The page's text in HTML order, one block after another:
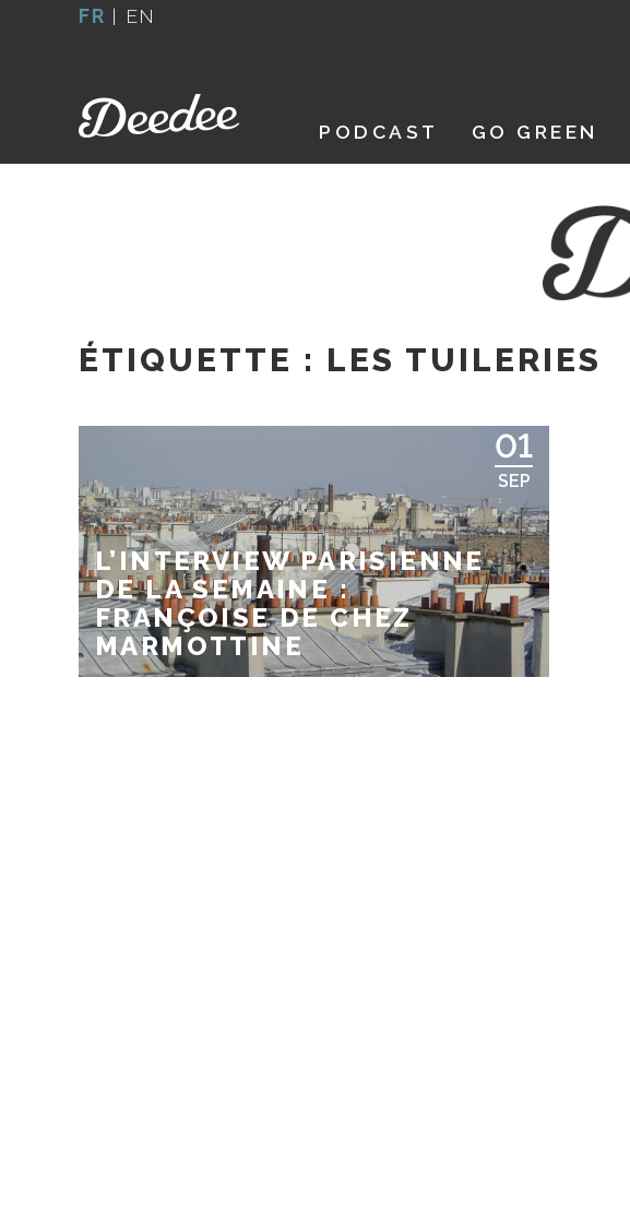
FR | EN
PODCAST GO GREEN
ÉTIQUETTE : LES TUILERIES
01
SEP
L’INTERVIEW PARISIENNE
DE LA SEMAINE :
FRANÇOISE DE CHEZ
MARMOTTINE